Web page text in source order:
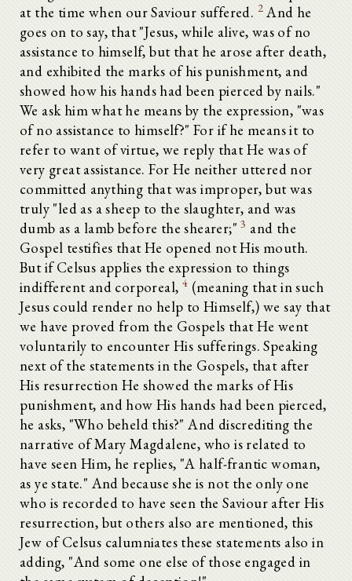
at the time when our Saviour suffered. 2 And he
goes on to say, that "Jesus, while alive, was of no
assistance to himself, but that he arose after death,
and exhibited the marks of his punishment, and
showed how his hands had been pierced by nails."
We ask him what he means by the expression, "was
of no assistance to himself?" For if he means it to
refer to want of virtue, we reply that He was of
very great assistance. For He neither uttered nor
committed anything that was improper, but was
truly "led as a sheep to the slaughter, and was
dumb as a lamb before the shearer;"3 and the
Gospel testifies that He opened not His mouth.
But if Celsus applies the expression to things
indifferent and corporeal, 4 (meaning that in such
Jesus could render no help to Himself,) we say that
we have proved from the Gospels that He went
voluntarily to encounter His sufferings. Speaking
next of the statements in the Gospels, that after
His resurrection He showed the marks of His
punishment, and how His hands had been pierced,
he asks, "Who beheld this?" And discrediting the
narrative of Mary Magdalene, who is related to
have seen Him, he replies, "A half-frantic woman,
as ye state." And because she is not the only one
who is recorded to have seen the Saviour after His
resurrection, but others also are mentioned, this
Jew of Celsus calumniates these statements also in
adding, "And some one else of those engaged in
Alle aufklappen
Gegen Celsus (Contra Celsum)
Vorrede
Erstes Buch
Zweites Buch
1.
2.
3.
4.
5.
6.
7.
8.